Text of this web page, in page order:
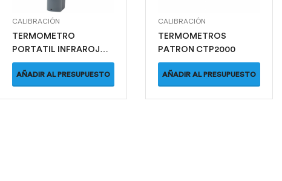
CALIBRACIÓN
TERMOMETRO
PORTATIL INFRAROJO
CTR1000
AÑADIR AL PRESUPUESTO
CALIBRACIÓN
TERMOMETROS
PATRON CTP2000
AÑADIR AL PRESUPUESTO